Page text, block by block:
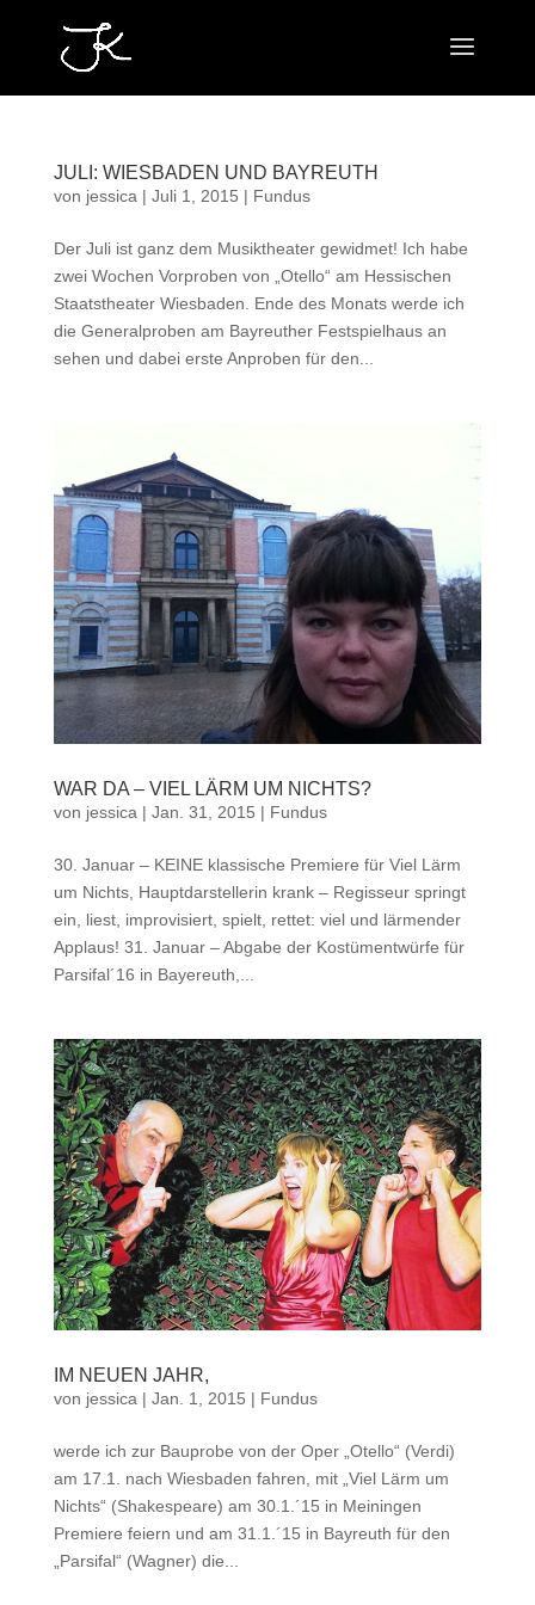
JULI: WIESBADEN UND BAYREUTH
von jessica | Juli 1, 2015 | Fundus
Der Juli ist ganz dem Musiktheater gewidmet! Ich habe
zwei Wochen Vorproben von „Otello“ am Hessischen
Staatstheater Wiesbaden. Ende des Monats werde ich
die Generalproben am Bayreuther Festspielhaus an
sehen und dabei erste Anproben für den...
WAR DA – VIEL LÄRM UM NICHTS?
von jessica | Jan. 31, 2015 | Fundus
30. Januar – KEINE klassische Premiere für Viel Lärm
um Nichts, Hauptdarstellerin krank – Regisseur springt
ein, liest, improvisiert, spielt, rettet: viel und lärmender
Applaus! 31. Januar – Abgabe der Kostümentwürfe für
Parsifal´16 in Bayereuth,...
IM NEUEN JAHR,
von jessica | Jan. 1, 2015 | Fundus
werde ich zur Bauprobe von der Oper „Otello“ (Verdi)
am 17.1. nach Wiesbaden fahren, mit „Viel Lärm um
Nichts“ (Shakespeare) am 30.1.´15 in Meiningen
Premiere feiern und am 31.1.´15 in Bayreuth für den
„Parsifal“ (Wagner) die...